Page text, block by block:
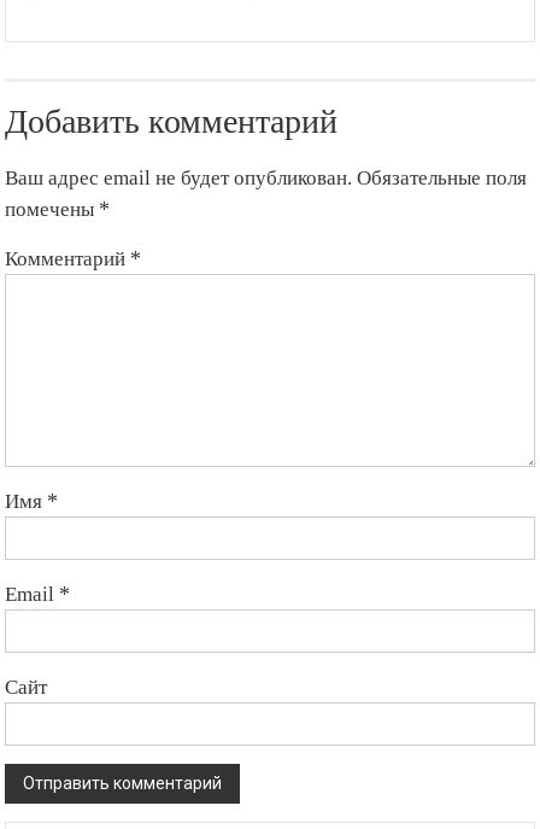
Добавить комментарий
Ваш адрес email не будет опубликован. Обязательные поля
помечены *
Комментарий *
Имя *
Email *
Сайт